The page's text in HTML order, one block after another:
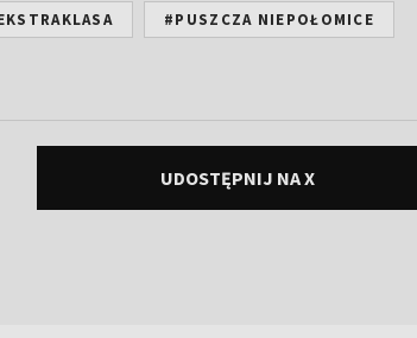
#PUSZCZA NIEPOŁOMICE
UDOSTĘPNIJ NA X